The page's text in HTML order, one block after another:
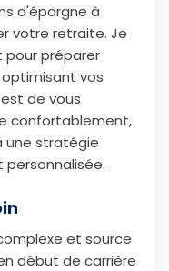
d'épargne à
votre retraite. Je
préparer
vos
de vous
confortablement,
une stratégie
et source
début de carrière